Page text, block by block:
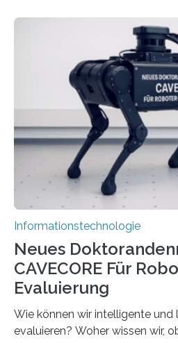
stellt die heutige
Herausforderungen.
Prozessoren stoßen an ihre
viel Energie, die Speicher- und
sind voneinander getrennt und
bremst komplexe
immer größer werden und
verarbeiten müssen, steigt der
Rechenarchitekturen. Neben
rücken dabei insbesondere…
Informationstechnologie
Neues
CAVECORE Für
Evaluierung
Wie können wir intelligente
evaluieren? Woher wissen wir,